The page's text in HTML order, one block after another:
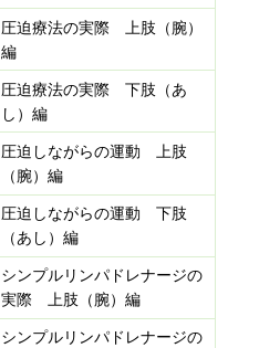
圧迫療法の実際 上肢（腕）
編
圧迫療法の実際 下肢（あ
し）編
圧迫しながらの運動 上肢
（腕）編
圧迫しながらの運動 下肢
（あし）編
シンプルリンパドレナージの
実際 上肢（腕）編
シンプルリンパドレナージの